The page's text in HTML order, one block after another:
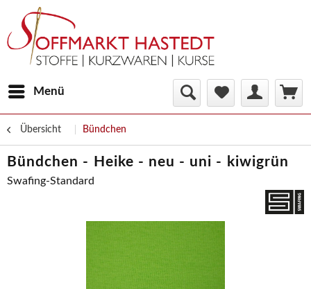
Menü
Übersicht Bündchen
Bündchen - Heike - neu - uni - kiwigrün
Swafing-Standard